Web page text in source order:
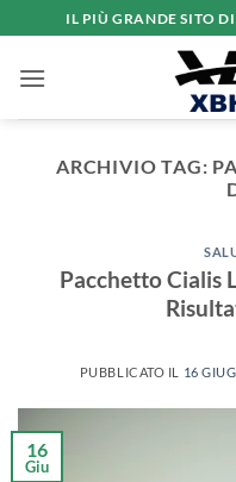
ai
contenuti
IL PIÙ GRANDE SITO
ARCHIVIO TAG:
Pacchetto Cialis
PUBBLICATO IL 16
16
Giu